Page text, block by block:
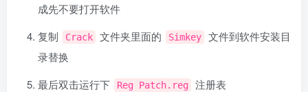
成先不要打开软件
复制
Crack 文件夹里面的 Simkey
文件到软件安装目
录替换
最后双击运行下
Reg Patch.reg
注册表